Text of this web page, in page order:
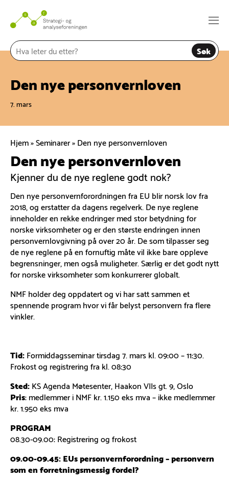
innhold
Søk
Den nye personvernloven
7. mars
Hjem»Seminarer»Den nye personvernloven
Den nye personvernloven
Kjenner du de nye reglene godt nok?
Den nye personvernforordningen fra EU blir norsk lov fra
2018, og erstatter da dagens regelverk. De nye reglene
inneholder en rekke endringer med stor betydning for
norske virksomheter og er den største endringen innen
personvernlovgivning på over 20 år. De som tilpasser seg
de nye reglene på en fornuftig måte vil ikke bare oppleve
begrensninger, men også muligheter. Særlig er det godt nytt
for norske virksomheter som konkurrerer globalt.
NMF holder deg oppdatert og vi har satt sammen et
spennende program hvor vi får belyst personvern fra flere
vinkler.
Tid:Formiddagsseminar tirsdag 7. mars kl. 09:00 – 11:30.
Frokost og registrering fra kl. 08:30
Sted:KS Agenda Møtesenter, Haakon VIIs gt. 9, Oslo
Pris: medlemmer i NMF kr. 1.150 eks mva – ikke medlemmer
kr. 1.950 eks mva
PROGRAM
08.30-09.00: Registrering og frokost
09.00-09.45: EUs personvernforordning – personvern
som en forretningsmessig fordel?